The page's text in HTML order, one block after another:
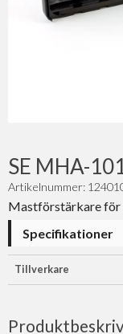
SE MHA-
Artikelnummer:
Mastförstärkare för
Specifikationer
Tillverkare